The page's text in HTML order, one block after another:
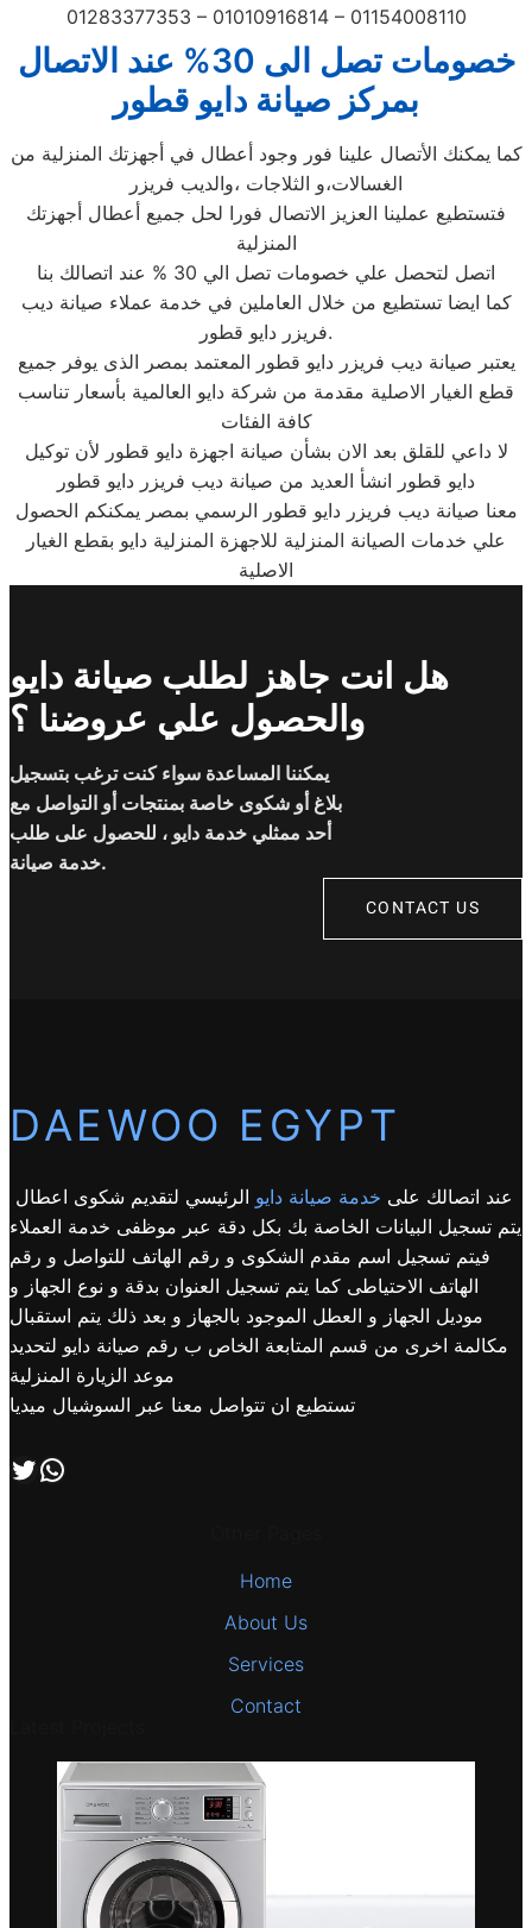
01283377353 – 01010916814 – 01154008110
خصومات تصل الى 30% عند الاتصال
بمركز صيانة دايو قطور
كما يمكنك الأتصال علينا فور وجود أعطال في أجهزتك المنزلية من
الغسالات،و الثلاجات ،والديب فريزر
فتستطيع عملينا العزيز الاتصال فورا لحل جميع أعطال أجهزتك
المنزلية
اتصل لتحصل علي خصومات تصل الي 30 % عند اتصالك بنا
كما ايضا تستطيع من خلال العاملين في خدمة عملاء صيانة ديب
فريزر دايو قطور.
يعتبر صيانة ديب فريزر دايو قطور المعتمد بمصر الذى يوفر جميع
قطع الغيار الاصلية مقدمة من شركة دايو العالمية بأسعار تناسب
كافة الفئات
لا داعي للقلق بعد الان بشأن صيانة اجهزة دايو قطور لأن توكيل
دايو قطور انشأ العديد من صيانة ديب فريزر دايو قطور
معنا صيانة ديب فريزر دايو قطور الرسمي بمصر يمكنكم الحصول
علي خدمات الصيانة المنزلية للاجهزة المنزلية دايو بقطع الغيار
الاصلية
هل انت جاهز لطلب صيانة دايو
والحصول علي عروضنا ؟
يمكننا المساعدة سواء كنت ترغب بتسجيل
بلاغ أو شكوى خاصة بمنتجات أو التواصل مع
أحد ممثلي خدمة دايو ، للحصول على طلب
خدمة صيانة.
CONTACT US
DAEWOO EGYPT
عند اتصالك على خدمة صيانة دايو الرئيسي لتقديم شكوى اعطال
يتم تسجيل البيانات الخاصة بك بكل دقة عبر موظفى خدمة العملاء
فيتم تسجيل اسم مقدم الشكوى و رقم الهاتف للتواصل و رقم
الهاتف الاحتياطى كما يتم تسجيل العنوان بدقة و نوع الجهاز و
موديل الجهاز و العطل الموجود بالجهاز و بعد ذلك يتم استقبال
مكالمة اخرى من قسم المتابعة الخاص ب رقم صيانة دايو لتحديد
موعد الزيارة المنزلية
تستطيع ان تتواصل معنا عبر السوشيال ميديا
تابعنا علي صفحة التويتر اتصل بنا علي طريق الوتساب
Home
About Us
Services
Contact